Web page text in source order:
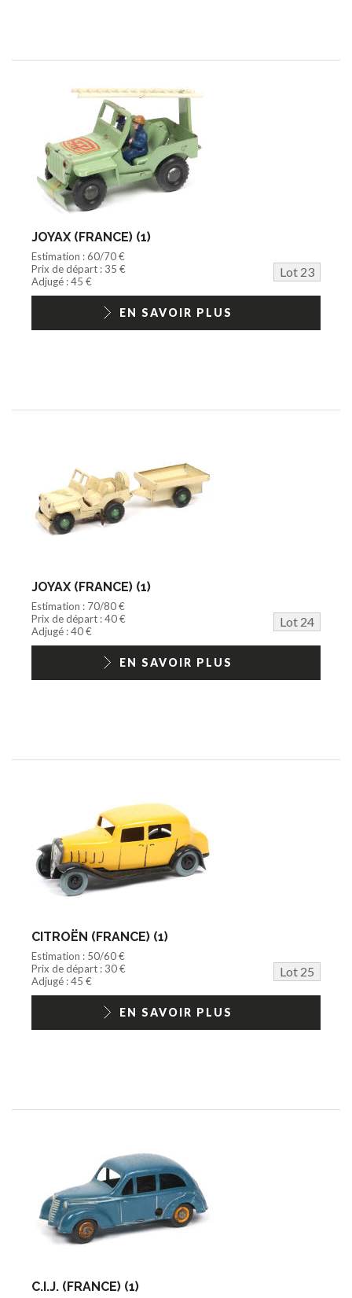
JOYAX (FRANCE) (1)
Estimation : 60/70 €
Prix de départ : 35 €
Lot 23
Adjugé : 45 €
EN SAVOIR PLUS
JOYAX (FRANCE) (1)
Estimation : 70/80 €
Prix de départ : 40 €
Lot 24
Adjugé : 40 €
EN SAVOIR PLUS
CITROËN (FRANCE) (1)
Estimation : 50/60 €
Prix de départ : 30 €
Lot 25
Adjugé : 45 €
EN SAVOIR PLUS
C.I.J. (FRANCE) (1)